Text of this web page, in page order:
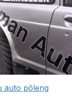
auto põleng